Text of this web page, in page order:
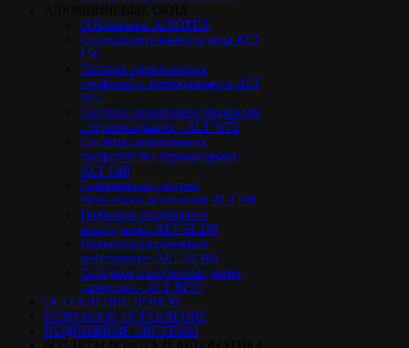
О Компании АЛЮТЕХ
Стоечно-ригельная система ALT
F50
Cистема алюминиевых
профилей с терморазрывом ALT
W62
Система алюминивых профилей
с терморазрывом - ALT W72
Cистема алюминиевых
профилей без терморазрыва -
ALT C48
Cовременная система
балконного остекления ALT100
Подъемно-раздвижные
конструкции ALT SL130
Подъемно-раздвижные
конструкции ALT SL160
Cкладные панорамные двери
гармошка - ALT BF73
ОСТЕКЛЕНИЕ ДОМОВ
БЕЗРАМНОЕ ОСТЕКЛЕНИЕ
РАЗДВИЖНЫЕ СИСТЕМЫ